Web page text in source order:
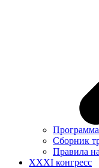
Сборник
Правила
XXXI конгресс